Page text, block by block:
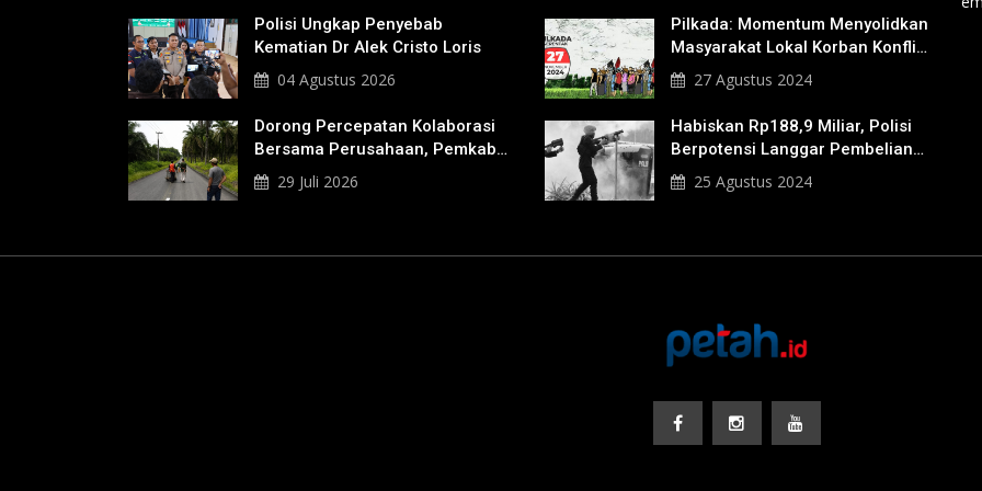
Polisi Ungkap Penyebab
Kematian Dr Alek Cristo Loris
04 Agustus 2026
Dorong Percepatan Kolaborasi
Bersama Perusahaan, Pemkab
Bakal Tangani Jalan KITB -
Sungai Rawa Yang Rusak
29 Juli 2026
Pilkada: Momentum Menyolidkan
Masyarakat Lokal Korban Konflik
Agraria27 Agustus 2024
Habiskan Rp188,9 Miliar, Polisi
Berpotensi Langgar Pembelian
Gas Air Mata
25 Agustus 2024